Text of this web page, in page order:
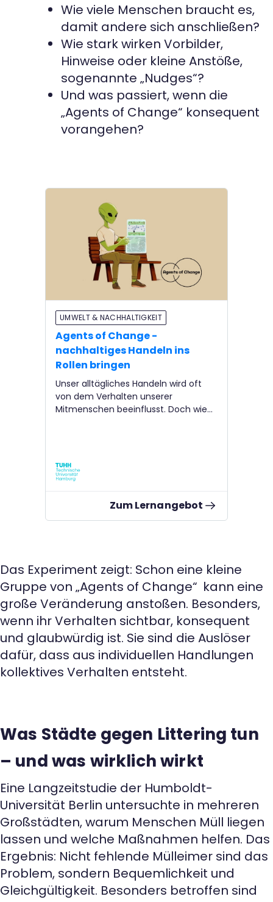
Wie viele Menschen braucht es,
damit andere sich anschließen?
Wie stark wirken Vorbilder,
Hinweise oder kleine Anstöße,
sogenannte „Nudges“?
Und was passiert, wenn die
„Agents of Change“ konsequent
vorangehen?
UMWELT & NACHHALTIGKEIT
Agents of Change -
nachhaltiges Handeln ins
Rollen bringen
Unser alltägliches Handeln wird oft
von dem Verhalten unserer
Mitmenschen beeinflusst. Doch wie
um unsere Umgebung sauber zu
halten? Schlüpf hinein in die Rolle des
beobachte das Wegwerfverhalten
von Menschen mit Hilfe eines
Simulations-Labors. Kannst du das
zu bringen?
Zum Lernangebot
Das Experiment zeigt: Schon eine kleine
Gruppe von „Agents of Change“ kann eine
große Veränderung anstoßen. Besonders,
wenn ihr Verhalten sichtbar, konsequent
und glaubwürdig ist. Sie sind die Auslöser
dafür, dass aus individuellen Handlungen
kollektives Verhalten entsteht.
Was Städte gegen Littering tun
– und was wirklich wirkt
Eine Langzeitstudie der Humboldt-
Universität Berlin untersuchte in mehreren
Großstädten, warum Menschen Müll liegen
lassen und welche Maßnahmen helfen. Das
Ergebnis: Nicht fehlende Mülleimer sind das
Problem, sondern Bequemlichkeit und
Gleichgültigkeit. Besonders betroffen sind